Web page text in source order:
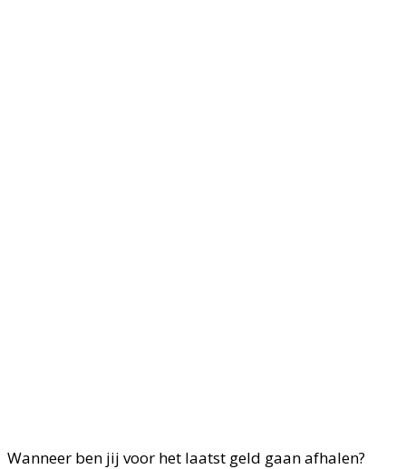
Wanneer ben jij voor het laatst geld gaan afhalen?